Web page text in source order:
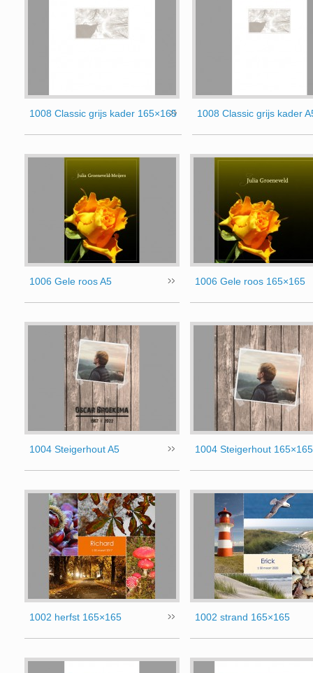
1008 Classic grijs kader 165×165 1008 Classic grijs kader
1006 Gele roos A5 1006 Gele roos 165×165
1004 Steigerhout A5 1004 Steigerhout 165×165
1002 herfst 165×165 1002 strand 165×165